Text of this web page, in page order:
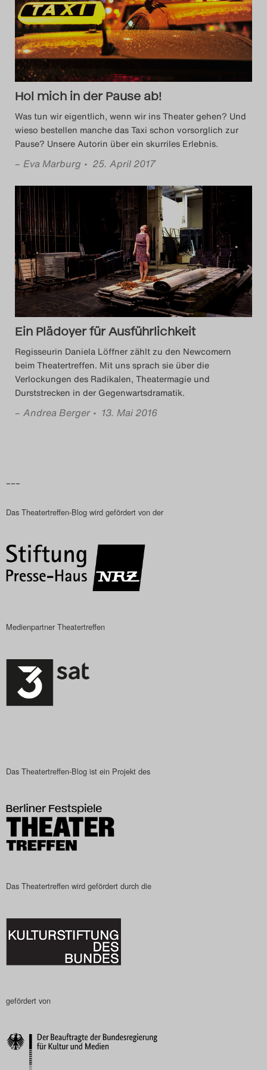
Das Theatertreffen-Blog
2014
Das Theatertreffen-Blog
2015
Das Theatertreffen-Blog
2016
Das Theatertreffen-Blog
2017
Das Theatertreffen-Blog
2018
Das Theatertreffen-Blog
2018 Alumni
Das Theatertreffen-Blog
2019
Das Theatertreffen-Blog
2020
2022
Das Theatertreffen-Blog
2023
Das Theatertreffen-Blog
Das Theatertreffen-Blog
Impressum
Search
Hol mich in der Pause ab!
Was tun wir eigentlich, wenn wir ins Theater gehen? Und
wieso bestellen manche das Taxi schon vorsorglich zur
Pause? Unsere Autorin über ein skurriles Erlebnis.
– Eva Marburg • 25. April 2017
Ein Plädoyer für Ausführlichkeit
Regisseurin Daniela Löffner zählt zu den Newcomern
beim Theatertreffen. Mit uns sprach sie über die
Verlockungen des Radikalen, Theatermagie und
Durststrecken in der Gegenwartsdramatik.
– Andrea Berger • 13. Mai 2016
–––
Das Theatertreffen-Blog wird gefördert von der
Medienpartner Theatertreffen
Das Theatertreffen-Blog ist ein Projekt des
Das Theatertreffen wird gefördert durch die
gefördert von